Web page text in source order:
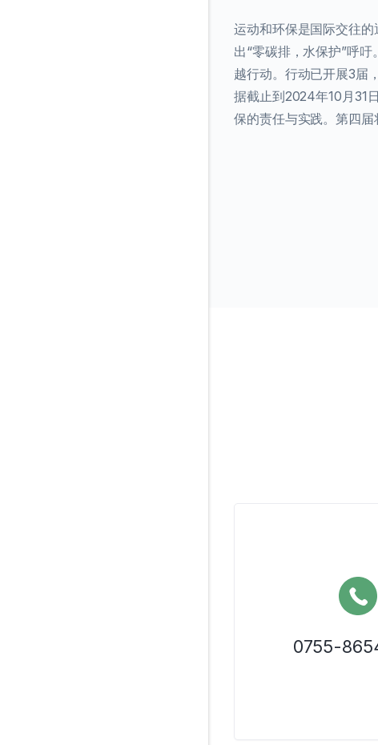
运动和环保是国际交往
出“零碳排，水保护”呼
越行动。⾏动已开展3届
据截⽌到2024年10⽉31
保的责任与实践。第四届
0755-